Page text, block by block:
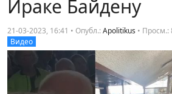
Ираке Байдену
21-03-2023, 16:41 • Опубл.:Apolitikus • Просм.:
Видео